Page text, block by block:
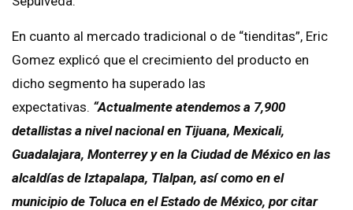
En cuanto al mercado tradicional o de “tienditas”, Eric
Gomez explicó que el crecimiento del producto en
dicho segmento ha superado las
expectativas. “Actualmente atendemos a 7,900
detallistas a nivel nacional en Tijuana, Mexicali,
Guadalajara, Monterrey y en la Ciudad de México en las
alcaldías de Iztapalapa, Tlalpan, así como en el
municipio de Toluca en el Estado de México, por citar